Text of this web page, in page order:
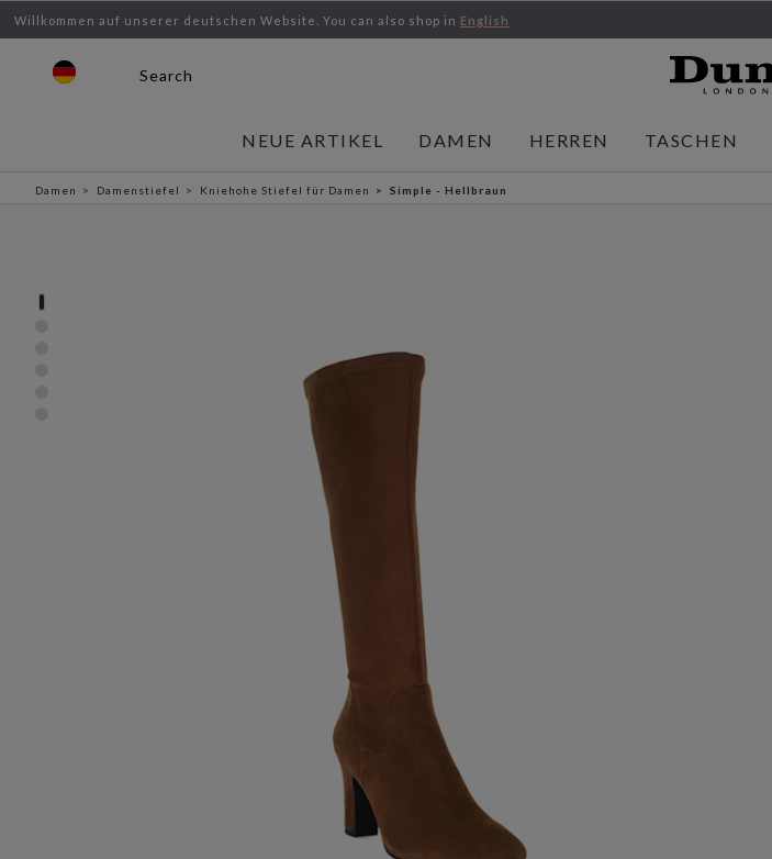
Willkommen auf unserer deutschen Website. You can also shop in English
Search
NEUE ARTIKEL DAMEN HERREN TASCHEN
Damen Damenstiefel Kniehohe Stiefel für Damen Simple - Hellbraun